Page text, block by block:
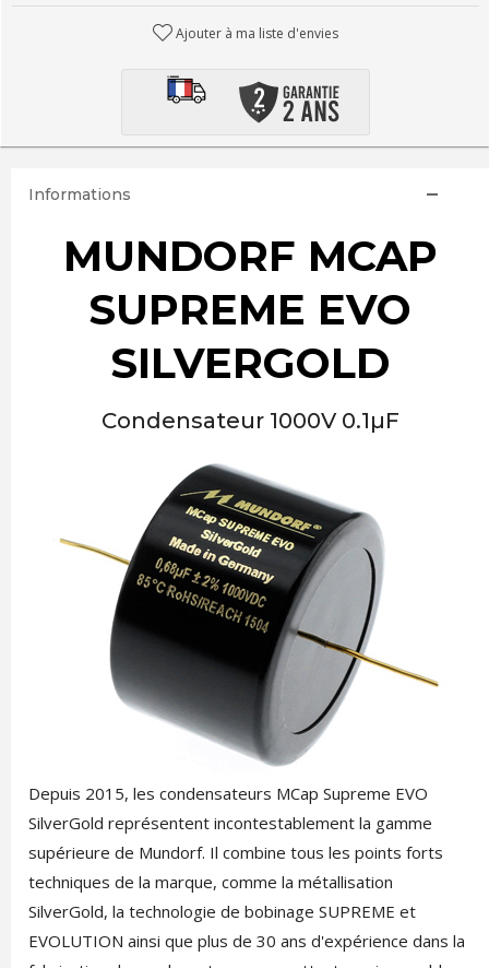
Ajouter à ma liste d'envies
Informations
MUNDORF MCAP
SUPREME EVO
SILVERGOLD
Condensateur 1000V 0.1µF
Depuis 2015, les condensateurs MCap Supreme EVO
SilverGold représentent incontestablement la gamme
supérieure de Mundorf. Il combine tous les points forts
techniques de la marque, comme la métallisation
SilverGold, la technologie de bobinage SUPREME et
EVOLUTION ainsi que plus de 30 ans d'expérience dans la